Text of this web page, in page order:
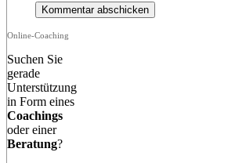
Online-Coaching
Suchen Sie
gerade
Unterstützung
in Form eines
Coachings
oder einer
Beratung?